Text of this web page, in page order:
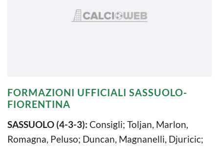
FORMAZIONI UFFICIALI SASSUOLO-
FIORENTINA
SASSUOLO (4-3-3): Consigli; Toljan, Marlon,
Romagna, Peluso; Duncan, Magnanelli, Djuricic;